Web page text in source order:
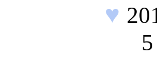
♥